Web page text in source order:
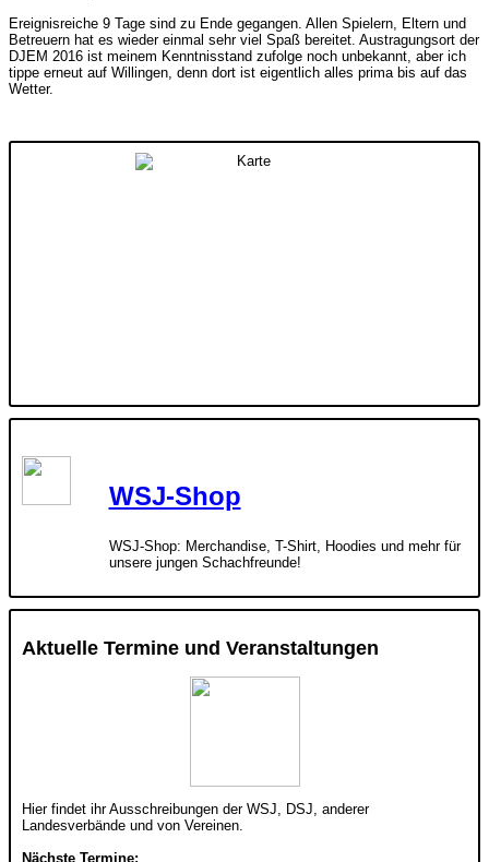
Ereignisreiche 9 Tage sind zu Ende gegangen. Allen Spielern, Eltern und
Betreuern hat es wieder einmal sehr viel Spaß bereitet. Austragungsort der
DJEM 2016 ist meinem Kenntnisstand zufolge noch unbekannt, aber ich
tippe erneut auf Willingen, denn dort ist eigentlich alles prima bis auf das
Wetter.
WSJ-Shop
WSJ-Shop: Merchandise, T-Shirt, Hoodies und mehr für
unsere jungen Schachfreunde!
Aktuelle Termine und Veranstaltungen
Hier findet ihr Ausschreibungen der WSJ, DSJ, anderer
Landesverbände und von Vereinen.
Nächste Termine: